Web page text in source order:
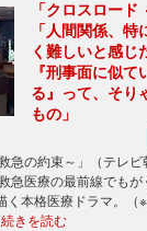
「クロスロード
「人間関係、
く難しいと感じ
『刑事面に似
る』って、そり
もの」
急の約束～」（テレビ
医療の最前線でもが
本格医療ドラマ。（
続きを読む